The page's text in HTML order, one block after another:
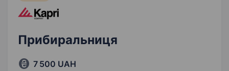
Прибиральниця
7 500 UAH